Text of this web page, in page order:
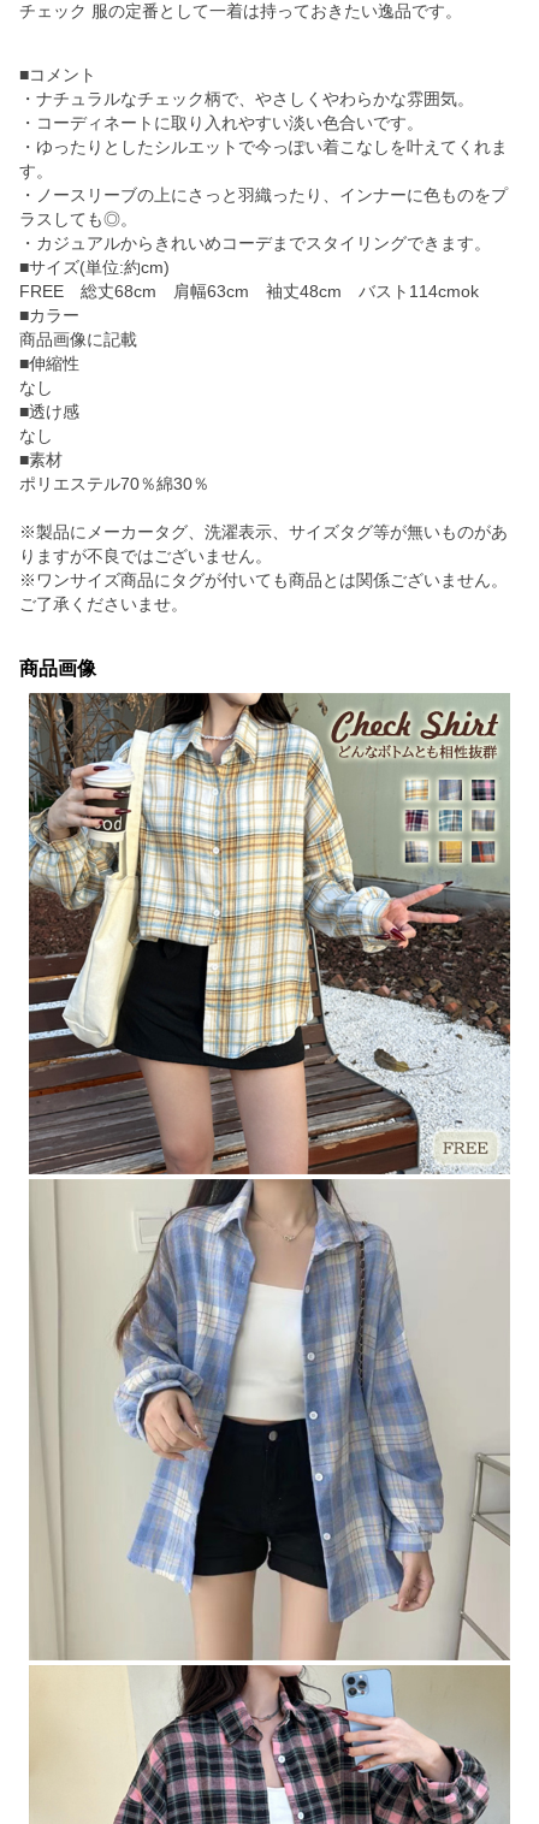
チェック 服の定番として一着は持っておきたい逸品です。
■コメント
・ナチュラルなチェック柄で、やさしくやわらかな雰囲気。
・コーディネートに取り入れやすい淡い色合いです。
・ゆったりとしたシルエットで今っぽい着こなしを叶えてくれま
す。
・ノースリーブの上にさっと羽織ったり、インナーに色ものをプ
ラスしても◎。
・カジュアルからきれいめコーデまでスタイリングできます。
■サイズ(単位:約cm)
FREE 総丈68cm 肩幅63cm 袖丈48cm バスト114cmok
■カラー
商品画像に記載
■伸縮性
なし
■透け感
なし
■素材
ポリエステル70％綿30％
※製品にメーカータグ、洗濯表示、サイズタグ等が無いものがあ
りますが不良ではございません。
※ワンサイズ商品にタグが付いても商品とは関係ございません。
ご了承くださいませ。
商品画像